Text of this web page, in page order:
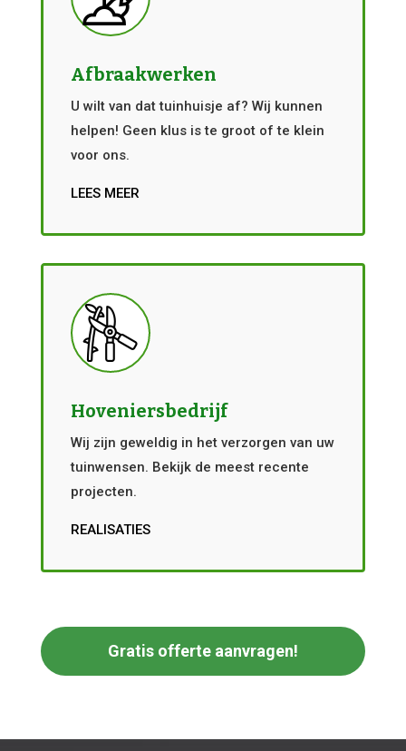
Afbraakwerken
U wilt van dat tuinhuisje af? Wij kunnen
helpen! Geen klus is te groot of te klein
voor ons.
LEES MEER
Hoveniersbedrijf
Wij zijn geweldig in het verzorgen van uw
tuinwensen. Bekijk de meest recente
projecten.
REALISATIES
Gratis offerte aanvragen!